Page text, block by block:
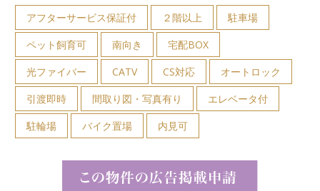
アフターサービス保証付 ２階以上
駐車場
ペット飼育可
南向き
宅配BOX
光ファイバー
CATV CS対応
オートロック
引渡即時
間取り図・写真有り
エレベータ付
駐輪場
バイク置場 内見可